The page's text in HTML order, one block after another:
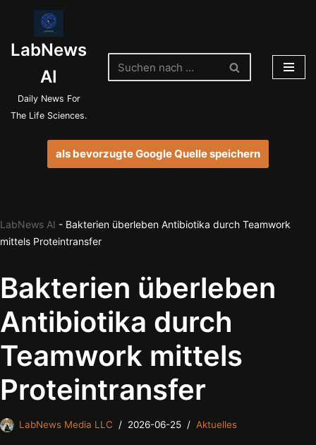
Inhalt
springen
LabNews
AI
Daily News For
The Life Sciences.
als bevorzugte Google Quelle speichern
LabNews AI - Bakterien überleben Antibiotika durch Teamwork
mittels Proteintransfer
Bakterien überleben
Antibiotika durch
Teamwork mittels
Proteintransfer
LabNews Media LLC 2026-06-25 Aktuelles